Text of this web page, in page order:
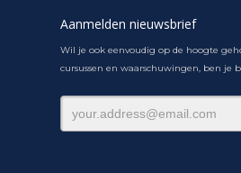
Aanmelden nieuwsbrief
Wil je ook eenvoudig op de hoogte
cursussen en waarschuwingen, ben je